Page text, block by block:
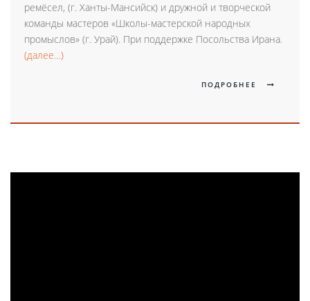
ремёсел, (г. Ханты-Мансийск) и дружной и творческой
команды мастеров «Школы-мастерской народных
промыслов» (г. Урай). При поддержке Посольства Ирана.
(далее…)
ПОДРОБНЕЕ